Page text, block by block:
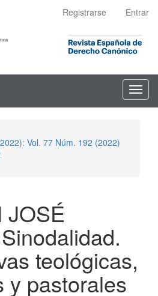
Registrarse Entrar
Vol. 77 Núm. 192 (2022)
JOSÉ
teológicas,
y pastorales